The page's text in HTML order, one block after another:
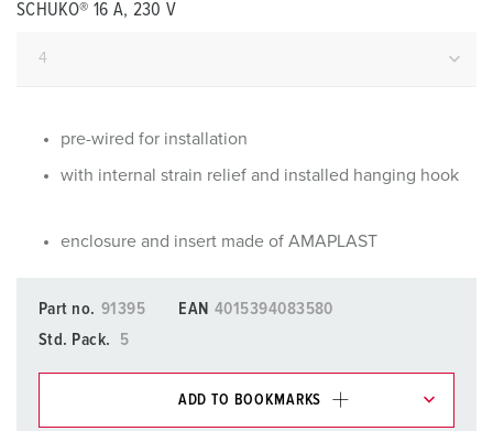
SCHUKO® 16 A, 230 V
pre-wired for installation
with internal strain relief and installed hanging hook
enclosure and insert made of AMAPLAST
Part no. 91395 EAN 4015394083580
Std. Pack.
5
ADD TO BOOKMARKS